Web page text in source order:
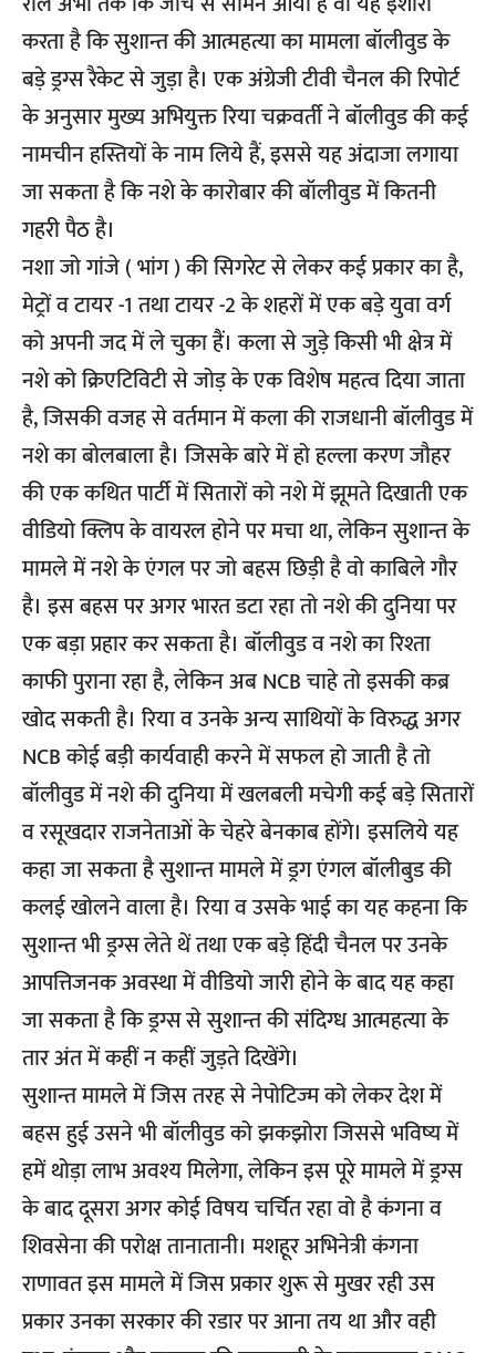
करता है कि सुशान्त की आत्महत्या का मामला बॉलीवुड के
बड़े ड्रग्स रैकेट से जुड़ा है। एक अंग्रेजी टीवी चैनल की रिपोर्ट
के अनुसार मुख्य अभियुक्त रिया चक्रवर्ती ने बॉलीवुड की कई
नामचीन हस्तियों के नाम लिये हैं, इससे यह अंदाजा लगाया
जा सकता है कि नशे के कारोबार की बॉलीवुड में कितनी
गहरी पैठ है।
नशा जो गांजे ( भांग ) की सिगरेट से लेकर कई प्रकार का है,
मेट्रों व टायर -1 तथा टायर -2 के शहरों में एक बड़े युवा वर्ग
को अपनी जद में ले चुका हैं। कला से जुड़े किसी भी क्षेत्र में
नशे को क्रिएटिविटी से जोड़ के एक विशेष महत्व दिया जाता
है, जिसकी वजह से वर्तमान में कला की राजधानी बॉलीवुड में
नशे का बोलबाला है। जिसके बारे में हो हल्ला करण जौहर
की एक कथित पार्टी में सितारों को नशे में झूमते दिखाती एक
वीडियो क्लिप के वायरल होने पर मचा था, लेकिन सुशान्त के
मामले में नशे के एंगल पर जो बहस छिड़ी है वो काबिले गौर
है। इस बहस पर अगर भारत डटा रहा तो नशे की दुनिया पर
एक बड़ा प्रहार कर सकता है। बॉलीवुड व नशे का रिश्ता
काफी पुराना रहा है, लेकिन अब NCB चाहे तो इसकी कब्र
खोद सकती है। रिया व उनके अन्य साथियों के विरुद्ध अगर
NCB कोई बड़ी कार्यवाही करने में सफल हो जाती है तो
बॉलीवुड में नशे की दुनिया में खलबली मचेगी कई बड़े सितारों
व रसूखदार राजनेताओं के चेहरे बेनकाब होंगे। इसलिये यह
कहा जा सकता है सुशान्त मामले में ड्रग एंगल बॉलीबुड की
कलई खोलने वाला है। रिया व उसके भाई का यह कहना कि
सुशान्त भी ड्रग्स लेते थें तथा एक बड़े हिंदी चैनल पर उनके
आपत्तिजनक अवस्था में वीडियो जारी होने के बाद यह कहा
जा सकता है कि ड्रग्स से सुशान्त की संदिग्ध आत्महत्या के
तार अंत में कहीं न कहीं जुड़ते दिखेंगे।
सुशान्त मामले में जिस तरह से नेपोटिज्म को लेकर देश में
बहस हुई उसने भी बॉलीवुड को झकझोरा जिससे भविष्य में
हमें थोड़ा लाभ अवश्य मिलेगा, लेकिन इस पूरे मामले में ड्रग्स
के बाद दूसरा अगर कोई विषय चर्चित रहा वो है कंगना व
शिवसेना की परोक्ष तानातानी। मशहूर अभिनेत्री कंगना
राणावत इस मामले में जिस प्रकार शुरू से मुखर रही उस
प्रकार उनका सरकार की रडार पर आना तय था और वही